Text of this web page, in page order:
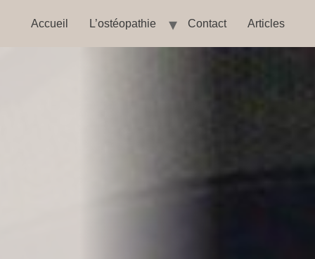
Accueil L’ostéopathie Contact Articles